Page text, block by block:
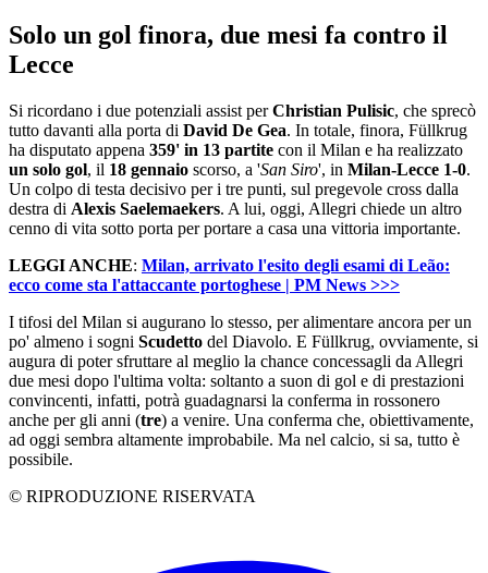
Solo un gol finora, due mesi fa contro il
Lecce
Si ricordano i due potenziali assist perChristian Pulisic, che sprecò
tutto davanti alla porta di David De Gea. In totale, finora, Füllkrug
ha disputato appena 359' in 13 partite con il Milan e ha realizzato
un solo gol, il 18 gennaio scorso, a 'San Siro', in Milan-Lecce 1-0.
Un colpo di testa decisivo per i tre punti, sul pregevole cross dalla
destra di Alexis Saelemaekers. A lui, oggi, Allegri chiede un altro
cenno di vita sotto porta per portare a casa una vittoria importante.
LEGGI ANCHE: Milan, arrivato l'esito degli esami di Leão:
ecco come sta l'attaccante portoghese | PM News >>>
I tifosi del Milan si augurano lo stesso, per alimentare ancora per un
po' almeno i sogni Scudetto del Diavolo. E Füllkrug, ovviamente, si
augura di poter sfruttare al meglio la chance concessagli da Allegri
due mesi dopo l'ultima volta: soltanto a suon di gol e di prestazioni
convincenti, infatti, potrà guadagnarsi la conferma in rossonero
anche per gli anni (tre) a venire. Una conferma che, obiettivamente,
ad oggi sembra altamente improbabile. Ma nel calcio, si sa, tutto è
possibile.
© RIPRODUZIONE RISERVATA